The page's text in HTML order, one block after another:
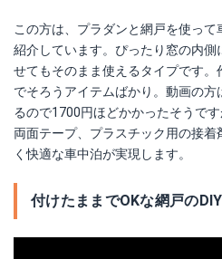
この方は、プラダンと網戸を使っ
紹介しています。ぴったり窓の内側
せてもそのまま使えるタイプです
でそろうアイテムばかり。動画の
るので1700円ほどかかったそうで
両面テープ、プラスチック用の接
く快適な車中泊が実現します。
付けたままでOKな網戸の